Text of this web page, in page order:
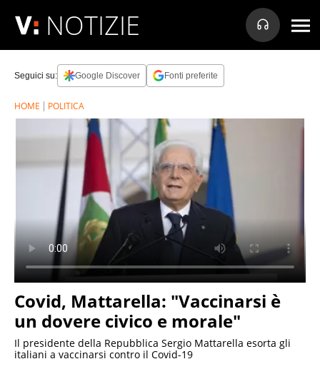
NOTIZIE
Seguici su: Google Discover Fonti preferite
HOME POLITICA
Covid, Mattarella: "Vaccinarsi è
un dovere civico e morale"
Il presidente della Repubblica Sergio Mattarella esorta gli
italiani a vaccinarsi contro il Covid-19